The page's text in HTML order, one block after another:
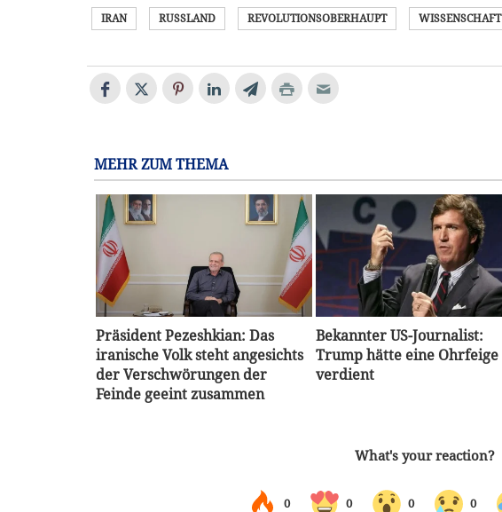
IRAN RUSSLAND REVOLUTIONSOBERHAUPT WISSENSCHAFT
MEHR ZUM THEMA
Präsident Pezeshkian: Das
iranische Volk steht angesichts
der Verschwörungen der
Feinde geeint zusammen
Bekannter US-Journalist:
Trump hätte eine Ohrfeige
verdient